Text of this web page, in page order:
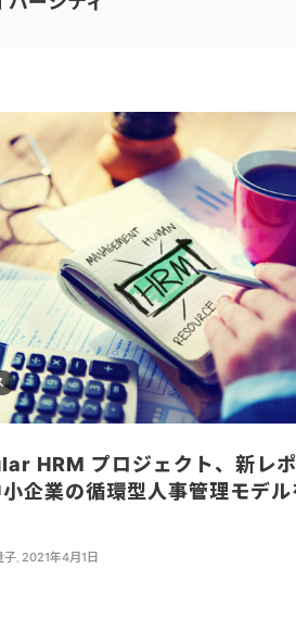
HRM プロジェクト、新レ
企業の循環型人事管理モデル
子, 2021年4月1日